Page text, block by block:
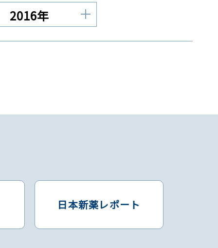
2016年
日本新薬レポート